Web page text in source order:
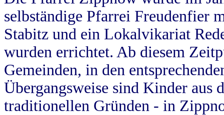
selbständige Pfarrei Freudenfier
Stabitz und ein Lokalvikariat
wurden errichtet. Ab diesem
Gemeinden, in den
Übergangsweise sind Kinder aus
traditionellen Gründen - in